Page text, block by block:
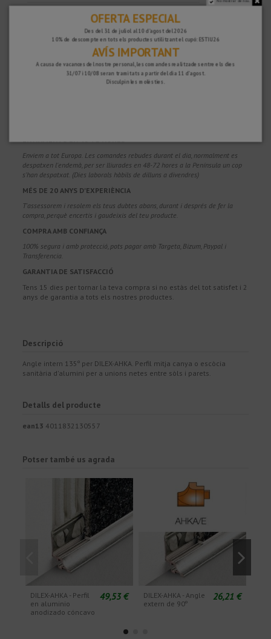
PER QUÈ ESCOLLIR-NOS?
ENVIAMENTS EN 48-72 HORES
Enviem a tot Europa. Les comandes rebudes durant el dia, normalment es
despatxen l'endemà, per ser lliurades en 48-72 hores a la Península un cop
s'han despatxat. (Dies laborals hàbils de dilluns a divendres)
MÉS DE 20 ANYS D'EXPERIÈNCIA
T'assessorem i resolem els teus dubtes abans, durant i després de fer la
compra, perquè encertis i gaudeixis del teu producte.
COMPRA AMB CONFIANÇA
100% segura i amb protecció, pots pagar amb Targeta, Bizum, Paypal i
Transferencia.
GARANTIA DE SATISFACCIÓ
Tens 15 dies per tornar la teva compra si no estàs del tot satisfet i 2
anys de garantia a tots els nostres productes.
Descripció
Angle intern 135º per DILEX-AHKA. Perfil mitja canya o escòcia
sanitària d'alumini per a unions netes entre sòls i parets.
Detalls del producte
ean13 4011832130557
Potser també us agrada
DILEX-AHKA - Perfil
en aluminio
anodizado cóncavo
49,53 €
DILEX-AHKA - Angle
extern de 90º
26,21 €
OFERTA ESPECIAL
Des del 31 de juliol al 10 d'agost del 2026
10% de descompte en tots els productes utilitzant el cupó: ESTIU26
AVÍS IMPORTANT
A causa de vacances del nostre personal, les comandes realitzades entre els dies
31/07 i 10/08 seran tramitats a partir del dia 11 d'agost.
Disculpin les molèsties.